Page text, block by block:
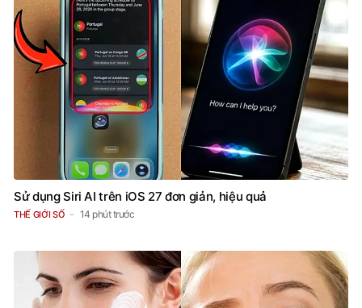
Sử dụng Siri AI trên iOS 27 đơn giản, hiệu quả
THẾ GIỚI SỐ 14 phút trước